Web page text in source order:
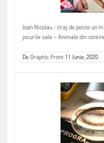
Ioan Nicolau - tiraj de peste un
jocurile sale – Animale din
DeGraphic Front 11 Iunie, 2020